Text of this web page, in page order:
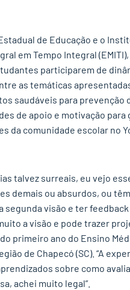
de Educação e o
em Tempo Integral
participarem de
as temáticas
saudáveis para prevenção
de apoio e motivação para
da comunidade escolar no
talvez surreais, eu vejo
demais ou absurdos, ou
visão e ter
a visão e pode trazer
primeiro ano do Ensino
de Chapecó (SC). “A
sobre como
achei muito legal”.